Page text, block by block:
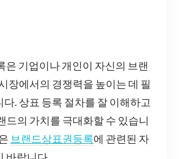
은 기업이나 개인이 자신의 브랜
장에서의 경쟁력을 높이는 데 필
. 상표 등록 절차를 잘 이해하고
드의 가치를 극대화할 수 있습니
브랜드상표권등록에 관련된 자